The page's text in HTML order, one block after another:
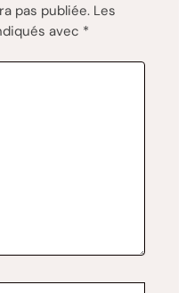
pas publiée. Les
avec *